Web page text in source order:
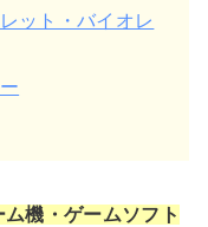
ット・バイオレ
機・ゲームソフト